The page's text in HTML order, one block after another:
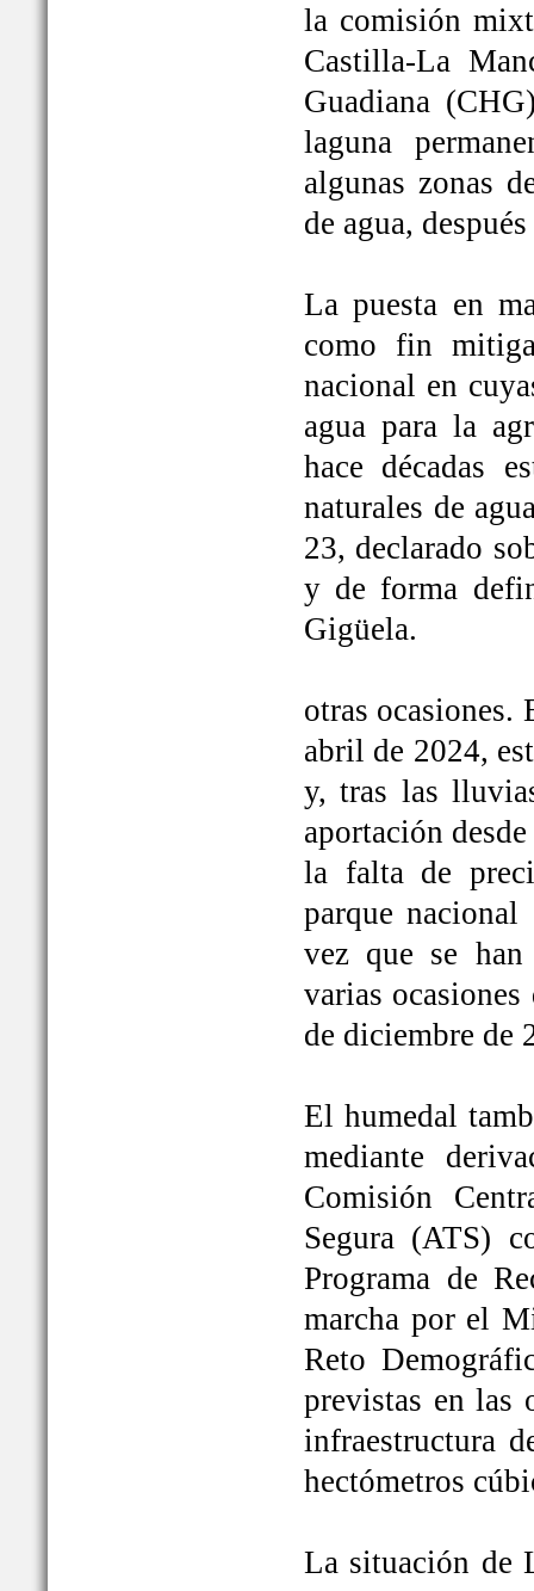
la comisión
Castilla-La
Guadiana
laguna
algunas zonas
de agua,
La puesta en
como fin
nacional en
agua para la
hace décadas
naturales de
23, declarado
y de forma
Gigüela.
otras ocasiones.
abril de 2024,
y, tras las
aportación
la falta de
parque
vez que se
varias
de diciembre de
El humedal
mediante
Comisión
Segura (ATS)
Programa de
marcha por el
Reto
previstas en las
infraestructura
hectómetros
La situación de